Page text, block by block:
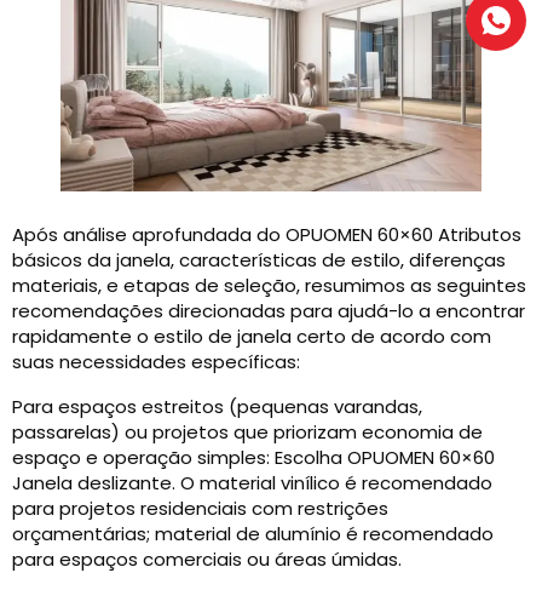
Após análise aprofundada do OPUOMEN 60×60 Atributos
básicos da janela, características de estilo, diferenças
materiais, e etapas de seleção, resumimos as seguintes
recomendações direcionadas para ajudá-lo a encontrar
rapidamente o estilo de janela certo de acordo com
suas necessidades específicas:
Para espaços estreitos (pequenas varandas,
passarelas) ou projetos que priorizam economia de
espaço e operação simples: Escolha OPUOMEN 60×60
Janela deslizante. O material vinílico é recomendado
para projetos residenciais com restrições
orçamentárias; material de alumínio é recomendado
para espaços comerciais ou áreas úmidas.